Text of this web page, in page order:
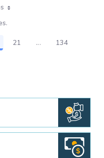
Use TAB to navigate.
Page
21 ...Intermediate
Page
134